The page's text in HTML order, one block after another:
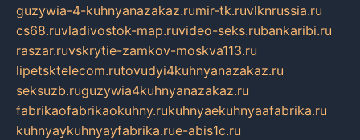
guzywia-4-kuhnyanazakaz.rumir-tk.ruvlknrussia.ru
cs68.ruvladivostok-map.ruvideo-seks.rubankaribi.ru
raszar.ruvskrytie-zamkov-moskva113.ru
lipetsktelecom.rutovudyi4kuhnyanazakaz.ru
seksuzb.ruguzywia4kuhnyanazakaz.ru
fabrikaofabrikaokuhny.rukuhnyaekuhnyaafabrika.ru
kuhnyaykuhnyayfabrika.rue-abis1c.ru